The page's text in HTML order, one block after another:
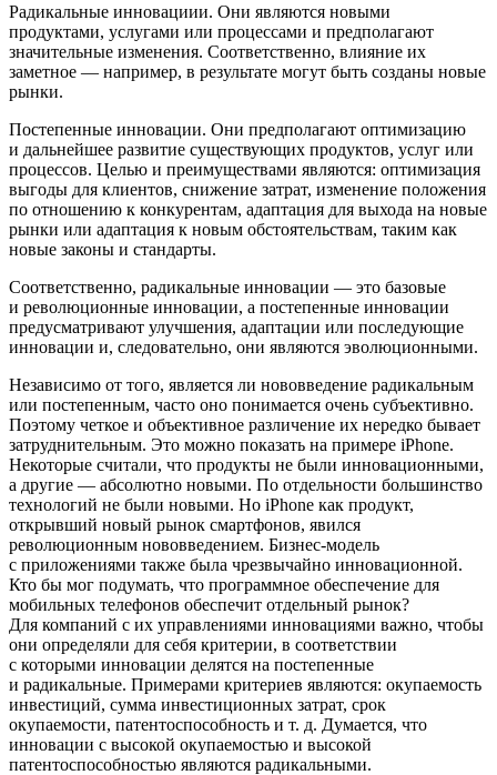
Радикальные инновациии. Они являются новыми
продуктами, услугами или процессами и предполагают
значительные изменения. Соответственно, влияние их
заметное — например, в результате могут быть созданы новые
рынки.
Постепенные инновации. Они предполагают оптимизацию
и дальнейшее развитие существующих продуктов, услуг или
процессов. Целью и преимуществами являются: оптимизация
выгоды для клиентов, снижение затрат, изменение положения
по отношению к конкурентам, адаптация для выхода на новые
рынки или адаптация к новым обстоятельствам, таким как
новые законы и стандарты.
Соответственно, радикальные инновации — это базовые
и революционные инновации, а постепенные инновации
предусматривают улучшения, адаптации или последующие
инновации и, следовательно, они являются эволюционными.
Независимо от того, является ли нововведение радикальным
или постепенным, часто оно понимается очень субъективно.
Поэтому четкое и объективное различение их нередко бывает
затруднительным. Это можно показать на примере iPhone.
Некоторые считали, что продукты не были инновационными,
а другие — абсолютно новыми. По отдельности большинство
технологий не были новыми. Но iPhone как продукт,
открывший новый рынок смартфонов, явился
революционным нововведением. Бизнес-модель
с приложениями также была чрезвычайно инновационной.
Кто бы мог подумать, что программное обеспечение для
мобильных телефонов обеспечит отдельный рынок?
Для компаний с их управлениями инновациями важно, чтобы
они определяли для себя критерии, в соответствии
с которыми инновации делятся на постепенные
и радикальные. Примерами критериев являются: окупаемость
инвестиций, сумма инвестиционных затрат, срок
окупаемости, патентоспособность и т. д. Думается, что
инновации с высокой окупаемостью и высокой
патентоспособностью являются радикальными.